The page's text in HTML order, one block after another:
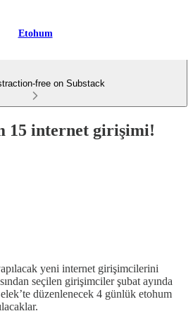
Etohum
free on Substack
15 internet girişimi!
yeni internet girişimcilerini
seçilen girişimciler şubat ayında
düzenlenecek 4 günlük etohum